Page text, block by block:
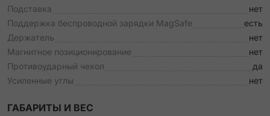
Подставка
нет
Поддержка беспроводной зарядки MagSafe
есть
Держатель
нет
Магнитное позиционирование
нет
Противоударный чехол
да
Усиленные углы
нет
ГАБАРИТЫ И ВЕС